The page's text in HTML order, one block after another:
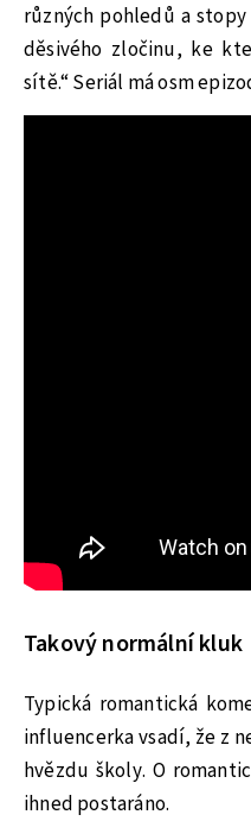
různých pohledů a
děsivého zločinu, ke
sítě.“ Seriál má osm
Takový normální kluk
Typická romantická
influencerka vsadí, že z
hvězdu školy. O
ihned postaráno.